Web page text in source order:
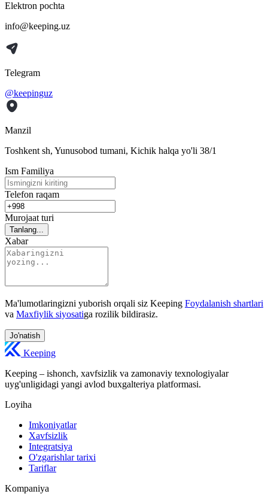
Elektron pochta
info@keeping.uz
Telegram
@keepinguz
Manzil
Toshkent sh, Yunusobod tumani, Kichik halqa yo'li 38/1
Ism Familiya
Telefon raqam
Murojaat turi
Tanlang...
Xabar
Ma'lumotlaringizni yuborish orqali siz Keeping Foydalanish shartlari
va Maxfiylik siyosatiga rozilik bildirasiz.
Jo'natish
Keeping
Keeping – ishonch, xavfsizlik va zamonaviy texnologiyalar
uyg'unligidagi yangi avlod buxgalteriya platformasi.
Loyiha
Imkoniyatlar
Xavfsizlik
Integratsiya
O'zgarishlar tarixi
Tariflar
Kompaniya